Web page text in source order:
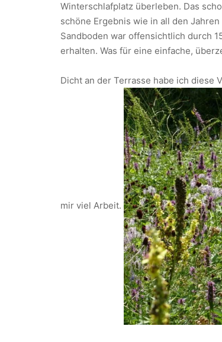
Winterschlafplatz überleben. Das
schöne Ergebnis wie in all den
Sandboden war offensichtlich durch
erhalten. Was für eine einfache,
Dicht an der Terrasse habe ich diese
mir viel Arbeit.